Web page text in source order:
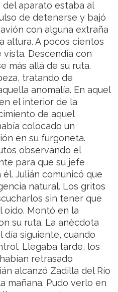
aparato estaba al
de detenerse y bajó
con alguna extraña
altura. A pocos cientos
Descendía con
más allá de su ruta.
tratando de
anomalía. En aquel
el interior de la
de aquel
colocado un
en su furgoneta.
observando el
para que su jefe
Julián comunicó que
natural. Los gritos
sin tener que
oído. Montó en la
su ruta. La anécdota
día siguiente, cuando
Llegaba tarde, los
retrasado
alcanzó Zadilla del Río
mañana. Pudo verlo en